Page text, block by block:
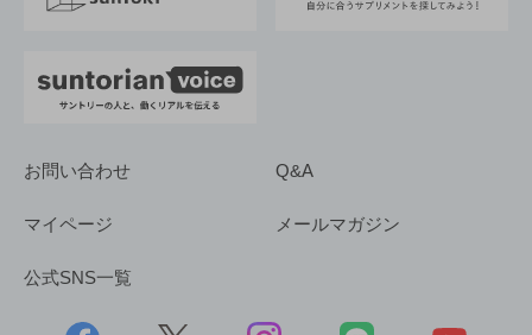
お問い合わせ Q&A
マイページ メールマガジン
公式SNS一覧